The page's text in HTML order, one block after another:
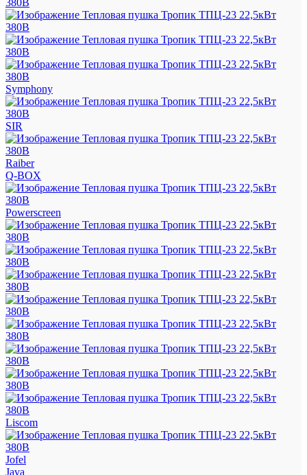
Symphony
SIR
Raiber
Q-BOX
Powerscreen
Liscom
Jofel
Java